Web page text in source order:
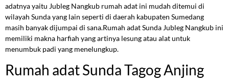
adatnya yaitu Jubleg Nangkub rumah adat ini mudah ditemui di
wilayah Sunda yang lain seperti di daerah kabupaten Sumedang
masih banyak dijumpai di sana.Rumah adat Sunda Jubleg Nangkub ini
memiliki makna harfiah yang artinya lesung atau alat untuk
menumbuk padi yang menelungkup.
Rumah adat Sunda Tagog Anjing